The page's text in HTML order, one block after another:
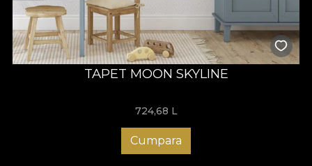
TAPET MOON SKYLINE
724,68 L
Cumpara